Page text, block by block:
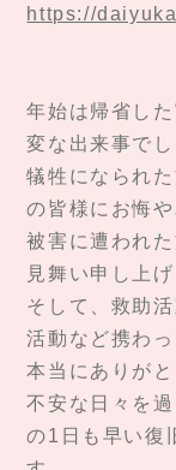
https://
年始は帰省し
変な出来事でし
犠牲になられ
の皆様にお悔
被害に遭われ
見舞い申し上げ
そして、救助
活動など携わ
本当にありがと
不安な日々を
の1日も早い復